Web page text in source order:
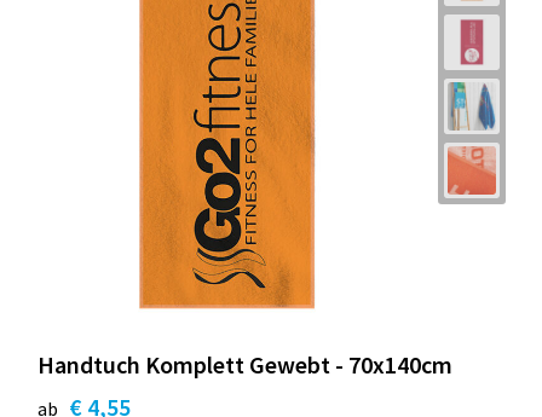
Handtuch Komplett Gewebt - 70x140cm
ab € 4,55